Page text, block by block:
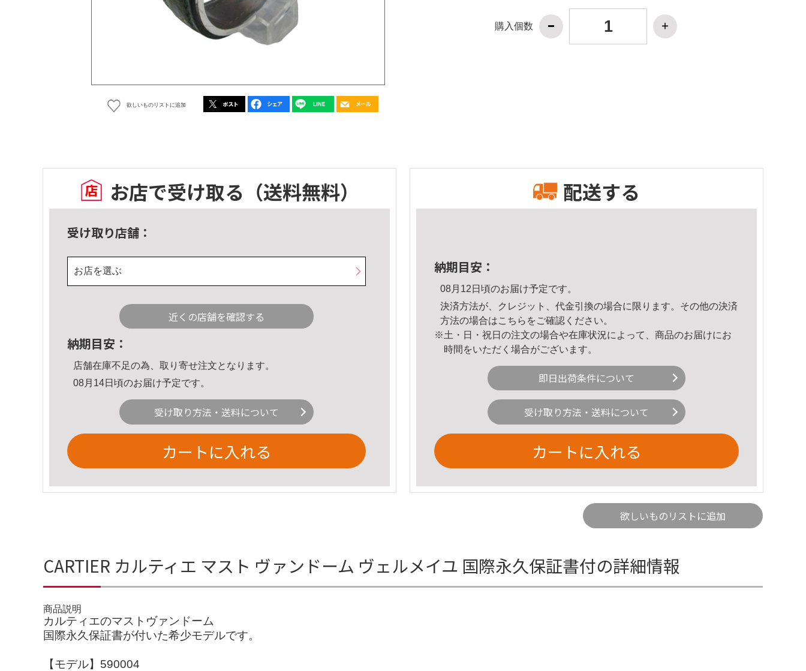
欲しいものリストに追加
購入個数
お店で受け取る （送料無料）
受け取り店舗：
お店を選ぶ
近くの店舗を確認する
納期目安：
店舗在庫不足の為、取り寄せ注文となります。
08月14日頃のお届け予定です。
受け取り方法・送料について
カートに入れる
配送する
納期目安：
08月12日頃のお届け予定です。
決済方法が、クレジット、代金引換の場合に限ります。その他の決済
方法の場合はこちら をご確認ください。
※土・日・祝日の注文の場合や在庫状況によって、商品のお届けにお
時間をいただく場合がございます。
即日出荷条件について
受け取り方法・送料について
カートに入れる
欲しいものリストに追加
CARTIER カルティエ マスト ヴァンドーム ヴェルメイユ 国際永久保証書付の詳細情報
商品説明
カルティエのマストヴァンドーム
国際永久保証書が付いた希少モデルです。
【モデル】590004